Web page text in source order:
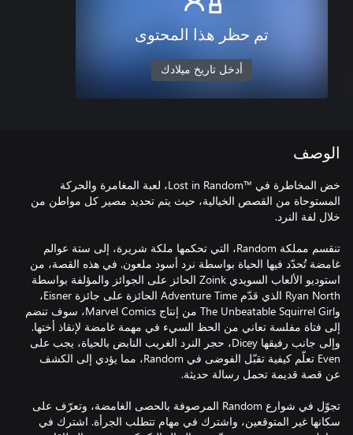
تم حظر هذا المحتوى
أدخل تاريخ ميلادك
الوصف
خض المخاطرة في Lost in Random™‎، لعبة المغامرة والحركة
المستوحاة من القصص الخيالية، حيث يتم تحديد مصير كل مواطن من
تنقسم مملكة Random، التي تحكمها ملكة شريرة، إلى ستة عوالم
غامضة تُحدّد فيها الحياة بواسطة نرد أسود ملعون. في هذه القصة، من
استوديو الألعاب السويدي Zoink الحائز على الجوائز والمؤلفة بواسطة
Ryan North الذي قدّم Adventure Time الحائزة على جائزة Eisner،
وThe Unbeatable Squirrel Girl من إنتاج Marvel Comics، سوف تنضم
إلى فتاة مفلسة تعاني من الحظ السيء في مهمة غامضة لإنقاذ أختها.
وإلى جانب رفيقها Dicey، حجر النرد الغريب النابض بالحياة، يجب على
Even تعلّم كيفية تقبّل الفوضى في Random، مما يؤدي إلى الكشف
تجوّل في شوارع Random المرصوفة بالحصى الغامضة، وتعرّف على
سكانها غير المتوقعين، واشترك في مهام تتطلب الجرأة. اشترك في